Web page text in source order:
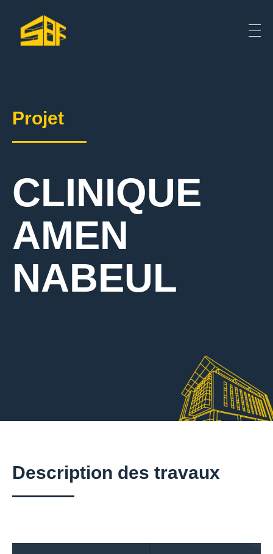
Projet
CLINIQUE
AMEN
NABEUL
Description des travaux